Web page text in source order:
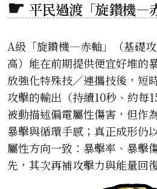
平民過渡「旋鑽機—
A級「旋鑽機—赤軸」（基礎
高）能在前期提供便宜好堆的
放強化特殊技／連攜技後，短
攻擊的輸出（持續10秒、約每
被動描述偏電屬性傷害，但作
暴擊與循環手感；真正成形仍
屬性方向一致：暴擊率、暴擊
先，其次再補攻擊力與能量回